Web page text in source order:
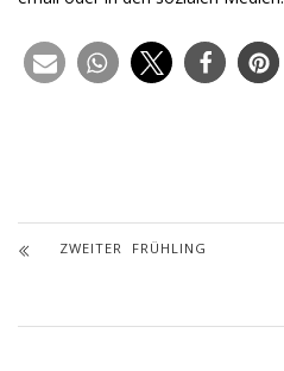
ZWEITER FRÜHLING